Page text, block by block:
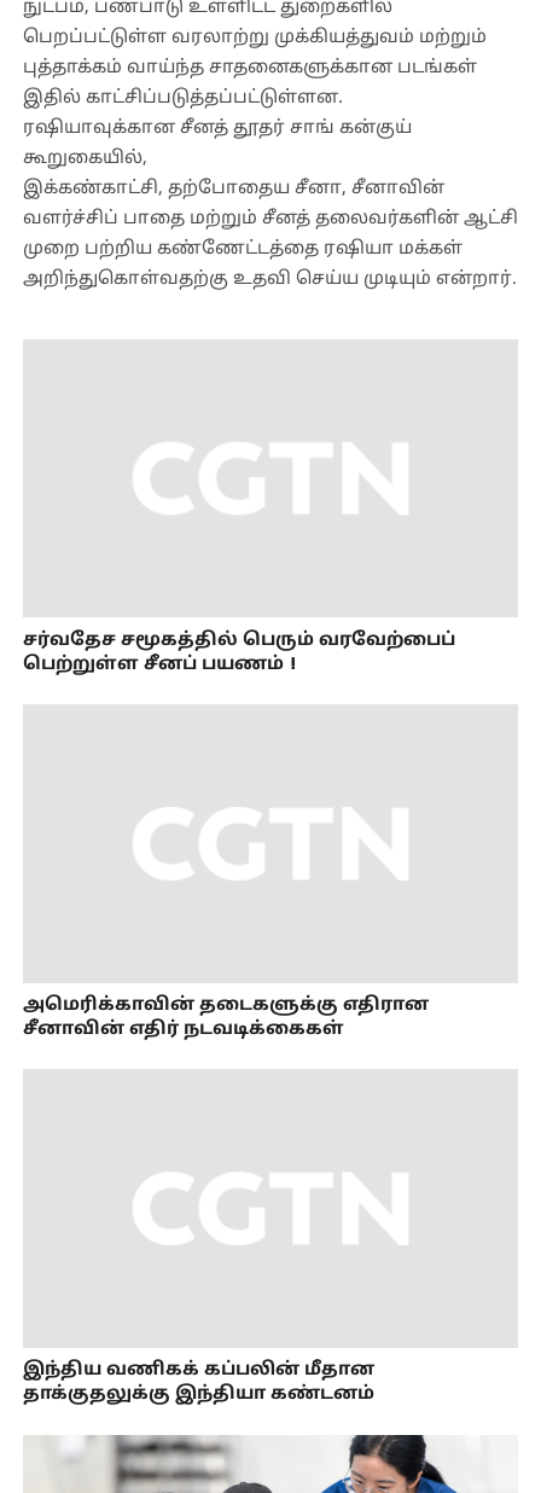
நுட்பம், பண்பாடு உள்ளிட்ட துறைகளில்
பெறப்பட்டுள்ள வரலாற்று முக்கியத்துவம் மற்றும்
புத்தாக்கம் வாய்ந்த சாதனைகளுக்கான படங்கள்
இதில் காட்சிப்படுத்தப்பட்டுள்ளன.
ரஷியாவுக்கான சீனத் தூதர் சாங் கன்குய்
கூறுகையில்,
இக்கண்காட்சி, தற்போதைய சீனா, சீனாவின்
வளர்ச்சிப் பாதை மற்றும் சீனத் தலைவர்களின் ஆட்சி
முறை பற்றிய கண்ணேட்டத்தை ரஷியா மக்கள்
அறிந்துகொள்வதற்கு உதவி செய்ய முடியும் என்றார்.
சர்வதேச சமூகத்தில் பெரும் வரவேற்பைப்
பெற்றுள்ள சீனப் பயணம்！
அமெரிக்காவின் தடைகளுக்கு எதிரான
சீனாவின் எதிர் நடவடிக்கைகள்
இந்திய வணிகக் கப்பலின் மீதான
தாக்குதலுக்கு இந்தியா கண்டனம்